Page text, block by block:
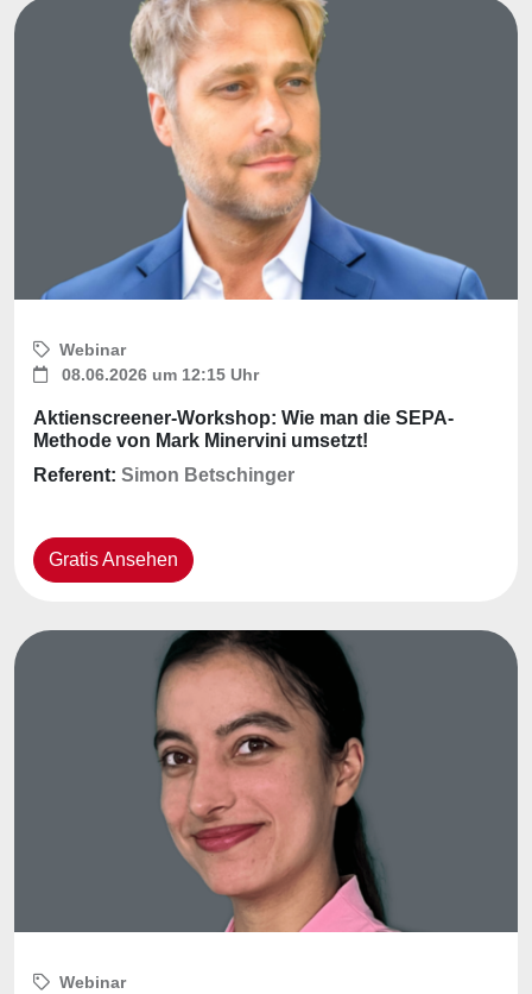
Webinar
08.06.2026 um 12:15 Uhr
Aktienscreener-Workshop: Wie man die SEPA-
Methode von Mark Minervini umsetzt!
Referent: Simon Betschinger
Gratis Ansehen
Webinar